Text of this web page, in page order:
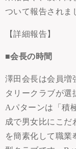
ついて報告されま
【詳細報告】
■会長の時間
澤田会長は会員増
タリークラブが選
Aパターンは「積
成で男女比にこだ
を簡素化して職業